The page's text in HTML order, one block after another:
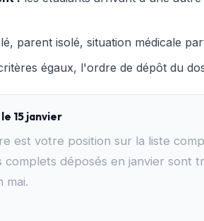
parent isolé, situation médicale
égaux, l'ordre de dépôt du
15 janvier
est votre position sur la liste
complets déposés en janvier sont
mai.